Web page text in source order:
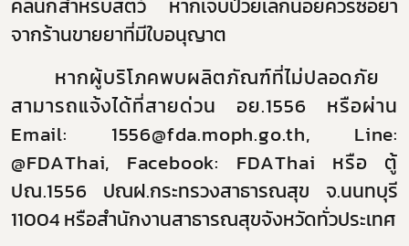
คลินิกสำหรับสัตว์ หากเจ็บป่วยเล็กน้อยควรซื้อยา
จากร้านขายยาที่มีใบอนุญาต
หากผู้บริโภคพบผลิตภัณฑ์ที่ไม่ปลอดภัย
สามารถแจ้งได้ที่สายด่วน อย.1556 หรือผ่าน
Email: 1556@fda.moph.go.th, Line:
@FDAThai, Facebook: FDAThai หรือ ตู้
ปณ.1556 ปณฝ.กระทรวงสาธารณสุข จ.นนทบุรี
11004 หรือสำนักงานสาธารณสุขจังหวัดทั่วประเทศ